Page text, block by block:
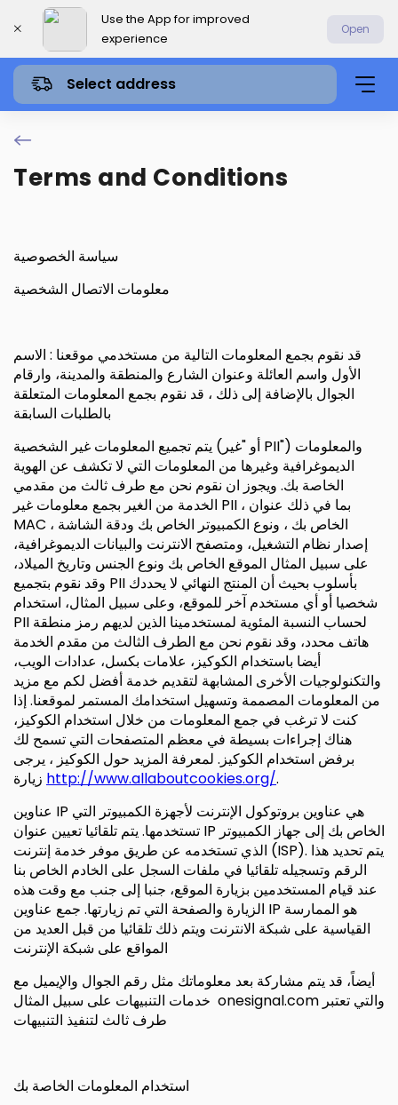
Use the App for improved
experience
Open
Select address
Terms and Conditions
سياسة الخصوصية
معلومات الاتصال الشخصية
قد نقوم بجمع المعلومات التالية من مستخدمي موقعنا : الاسم
الأول واسم العائلة وعنوان الشارع والمنطقة والمدينة، وارقام
الجوال بالإضافة إلى ذلك ، قد نقوم بجمع المعلومات المتعلقة
بالطلبات السابقة
يتم تجميع المعلومات غير الشخصية (أو "غير PII") والمعلومات
الديموغرافية وغيرها من المعلومات التي لا تكشف عن الهوية
الخاصة بك. ويجوز ان نقوم نحن مع طرف ثالث من مقدمي
الخدمة من الغير بجمع معلومات غير PII ، بما في ذلك عنوان
MAC الخاص بك ، ونوع الكمبيوتر الخاص بك ودقة الشاشة ،
إصدار نظام التشغيل، ومتصفح الانترنت والبيانات الديموغرافية،
على سبيل المثال الموقع الخاص بك ونوع الجنس وتاريخ الميلاد،
وقد نقوم بتجميع PII بأسلوب بحيث أن المنتج النهائي لا يحددك
شخصيا أو أي مستخدم آخر للموقع، وعلى سبيل المثال، استخدام
PII لحساب النسبة المئوية لمستخدمينا الذين لديهم رمز منطقة
هاتف محدد، وقد نقوم نحن مع الطرف الثالث من مقدم الخدمة
أيضا باستخدام الكوكيز، علامات بكسل، عدادات الويب،
والتكنولوجيات الأخرى المشابهة لتقديم خدمة أفضل لكم مع مزيد
من المعلومات المصممة وتسهيل استخدامك المستمر لموقعنا. إذا
كنت لا ترغب في جمع المعلومات من خلال استخدام الكوكيز،
هناك إجراءات بسيطة في معظم المتصفحات التي تسمح لك
برفض استخدام الكوكيز. لمعرفة المزيد حول الكوكيز ، يرجى
http://www.allaboutcookies.org/.
عناوين IP هي عناوين بروتوكول الإنترنت لأجهزة الكمبيوتر التي
تستخدمها. يتم تلقائيا تعيين عنوان IP الخاص بك إلى جهاز الكمبيوتر
الذي تستخدمه عن طريق موفر خدمة إنترنت (ISP). يتم تحديد هذا
الرقم وتسجيله تلقائيا في ملفات السجل على الخادم الخاص بنا
عند قيام المستخدمين بزيارة الموقع، جنبا إلى جنب مع وقت هذه
الزيارة والصفحة التي تم زيارتها. جمع عناوين IP هو الممارسة
القياسية على شبكة الانترنت ويتم ذلك تلقائيا من قبل العديد من
المواقع على شبكة الإنترنت
أيضاً، قد يتم مشاركة بعد معلوماتك مثل رقم الجوال والإيميل مع
خدمات التنبيهات على سبيل المثال onesignal.com والتي تعتبر
طرف ثالث لتنفيذ التنبيهات
استخدام المعلومات الخاصة بك